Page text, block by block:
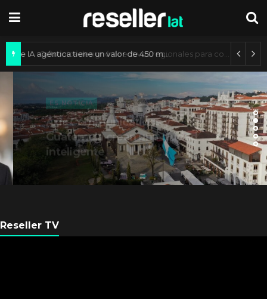
Mercado de IA agéntica tiene un valor de 450 mil millones de dólares
ES NOTICIA
Axis Communications y
Guatemala crean una ciudad
inteligente
Reseller TV